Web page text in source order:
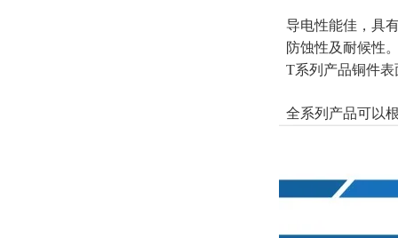
导电性能佳，具
防蚀性及耐候性
T系列产品铜件
全系列产品可以